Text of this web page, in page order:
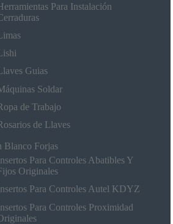
Para Instalación
Guias
Soldar
de Trabajo
de Llaves
Blanco Forjas
Para Controles Abatibles Y
Originales
Para Controles Autel KDYZ
Para Controles Proximidad